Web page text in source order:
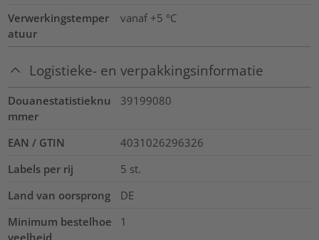
Verwerkingstemper
atuur
vanaf +5 °C
Logistieke- en verpakkingsinformatie
Douanestatistieknu
mmer
39199080
EAN / GTIN
4031026296326
Labels per rij
5 st.
Land van oorsprong
DE
Minimum bestelhoe
veelheid
1